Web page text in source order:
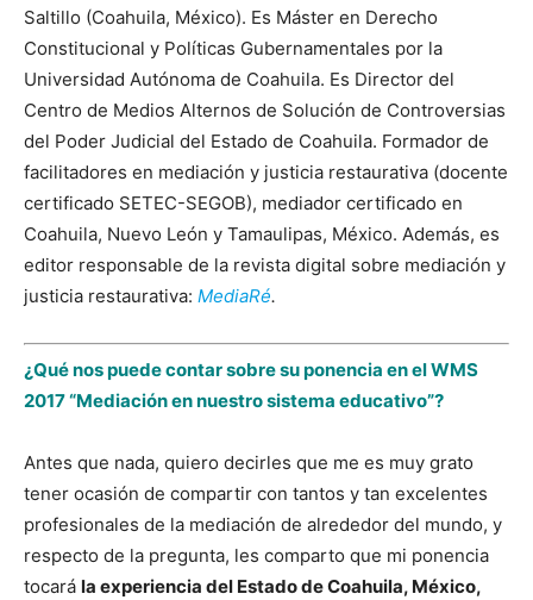
Saltillo (Coahuila, México). Es Máster en Derecho
Constitucional y Políticas Gubernamentales por la
Universidad Autónoma de Coahuila. Es Director del
Centro de Medios Alternos de Solución de Controversias
del Poder Judicial del Estado de Coahuila. Formador de
facilitadores en mediación y justicia restaurativa (docente
certificado SETEC-SEGOB), mediador certificado en
Coahuila, Nuevo León y Tamaulipas, México. Además, es
editor responsable de la revista digital sobre mediación y
justicia restaurativa: MediaRé.
¿Qué nos puede contar sobre su ponencia en el WMS
2017 “Mediación en nuestro sistema educativo”?
Antes que nada, quiero decirles que me es muy grato
tener ocasión de compartir con tantos y tan excelentes
profesionales de la mediación de alrededor del mundo, y
respecto de la pregunta, les comparto que mi ponencia
tocará la experiencia del Estado de Coahuila, México,